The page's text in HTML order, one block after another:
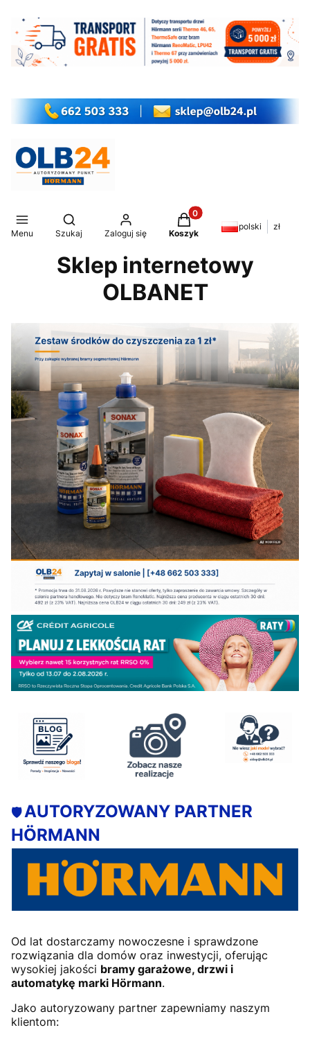
Menu
Otwórz wyszukiwarkę
Szukaj Zaloguj się
Produkty w koszyku: 0.
Koszyk
polski zł
Sklep internetowy
OLBANET
🛡️AUTORYZOWANY PARTNER
HÖRMANN
Od lat dostarczamy nowoczesne i sprawdzone
rozwiązania dla domów oraz inwestycji, oferując
wysokiej jakości bramy garażowe, drzwi i
automatykę marki Hörmann.
Jako autoryzowany partner zapewniamy naszym
klientom: